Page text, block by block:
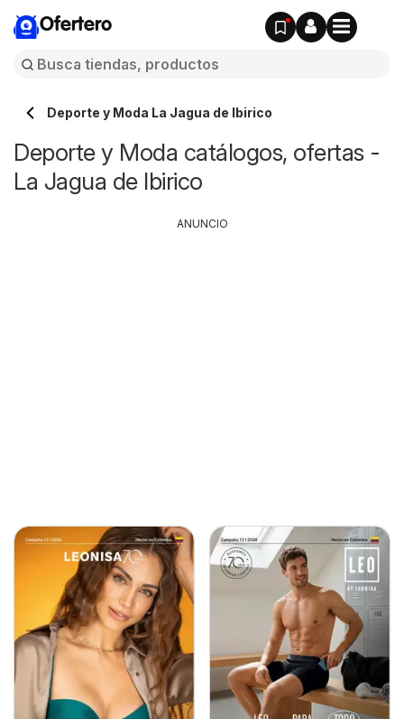
Ofertero
Deporte y Moda La Jagua de Ibirico
Deporte y Moda catálogos, ofertas -
La Jagua de Ibirico
ANUNCIO